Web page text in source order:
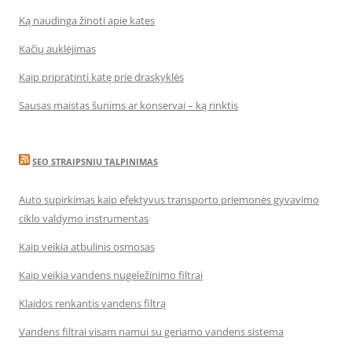
Ką naudinga žinoti apie kates
Kačių auklėjimas
Kaip pripratinti katę prie draskyklės
Sausas maistas šunims ar konservai – ką rinktis
SEO STRAIPSNIU TALPINIMAS
Auto supirkimas kaip efektyvus transporto priemonės gyvavimo
ciklo valdymo instrumentas
Kaip veikia atbulinis osmosas
Kaip veikia vandens nugeležinimo filtrai
Klaidos renkantis vandens filtrą
Vandens filtrai visam namui su geriamo vandens sistema